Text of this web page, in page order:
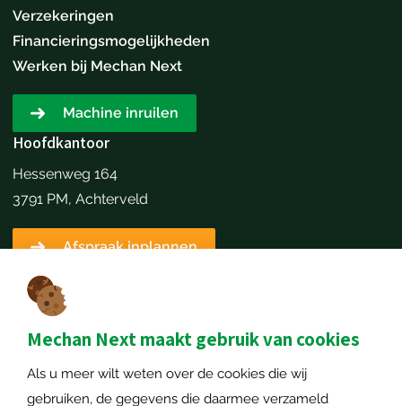
Mechan Next maakt gebruik van cookies
Als u meer wilt weten over de cookies die wij
gebruiken, de gegevens die daarmee verzameld
Verzekeringen
Financieringsmogelijkheden
Werken bij Mechan Next
Machine inruilen
Hoofdkantoor
Hessenweg 164
3791 PM, Achterveld
Afspraak inplannen
Contactgegevens
+31651173646
info@mechannext.nl
MechanNext B.V.
KvK-nummer: 72234458